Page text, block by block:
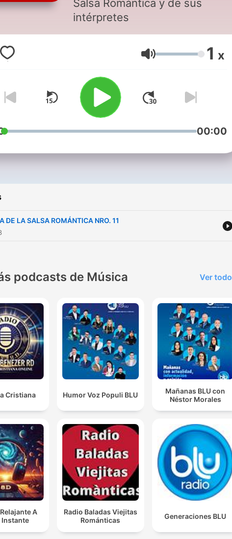
Salsa Romántica y de sus
intérpretes
Volumen 1 x
00:00
DE LA SALSA ROMÁNTICA NRO. 11
podcasts de Música Ver todo
Cristiana Humor Voz Populi BLU
Mañanas BLU con
Néstor Morales
A
Instante
Radio Baladas Viejitas
Románticas
Generaciones BLU